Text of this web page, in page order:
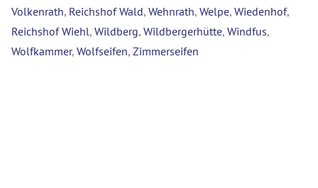
Volkenrath, Reichshof Wald, Wehnrath, Welpe, Wiedenhof,
Reichshof Wiehl, Wildberg, Wildbergerhütte, Windfus,
Wolfkammer, Wolfseifen, Zimmerseifen